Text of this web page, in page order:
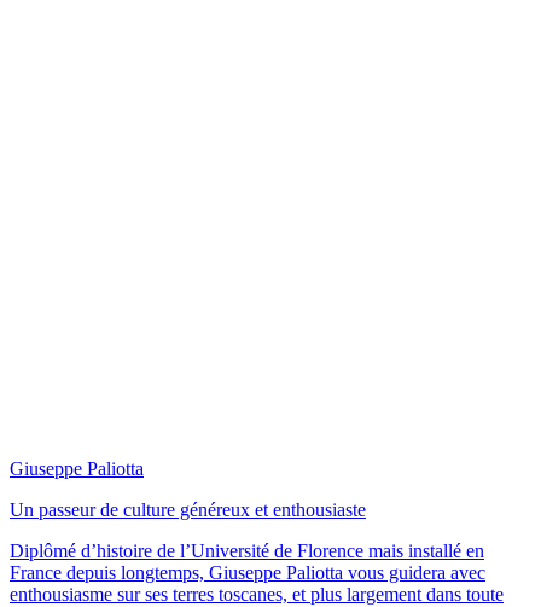
Giuseppe Paliotta
Un passeur de culture généreux et enthousiaste
Diplômé d’histoire de l’Université de Florence mais installé en
France depuis longtemps, Giuseppe Paliotta vous guidera avec
enthousiasme sur ses terres toscanes, et plus largement dans toute